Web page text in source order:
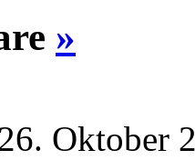
»
Oktober